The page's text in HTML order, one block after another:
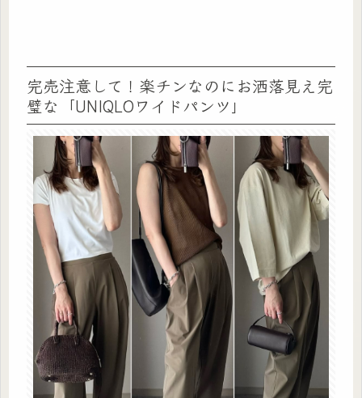
完売注意して！楽チンなのにお洒落見え完
璧な「UNIQLOワイドパンツ」